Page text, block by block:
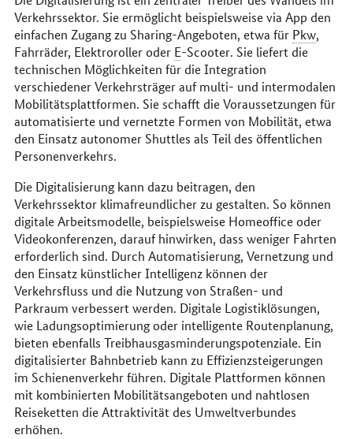
im
Internet
Verkehrssektor. Sie ermöglicht beispielsweise via Appden
einfachen Zugang zu Sharing-Angeboten, etwa für Pkw,
Fahrräder, Elektroroller oder E-Scooter. Sie liefert die
technischen Möglichkeiten für die Integration
verschiedener Verkehrsträger auf multi- und intermodalen
Mobilitätsplattformen. Sie schafft die Voraussetzungen für
automatisierte und vernetzte Formen von Mobilität, etwa
den Einsatz autonomer Shuttles als Teil des öffentlichen
Personenverkehrs.
Die Digitalisierung kann dazu beitragen, den
Verkehrssektor klimafreundlicher zu gestalten. So können
digitale Arbeitsmodelle, beispielsweise Homeoffice oder
Videokonferenzen, darauf hinwirken, dass weniger Fahrten
erforderlich sind. Durch Automatisierung, Vernetzung und
den Einsatz künstlicher Intelligenz können der
Verkehrsfluss und die Nutzung von Straßen- und
Parkraum verbessert werden. Digitale Logistiklösungen,
wie Ladungsoptimierung oder intelligente Routenplanung,
bieten ebenfalls Treibhausgasminderungspotenziale. Ein
digitalisierter Bahnbetrieb kann zu Effizienzsteigerungen
im Schienenverkehr führen. Digitale Plattformen können
mit kombinierten Mobilitätsangeboten und nahtlosen
Reiseketten die Attraktivität des Umweltverbundes
erhöhen.